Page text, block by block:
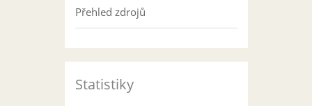
Přehled zdrojů
Statistiky